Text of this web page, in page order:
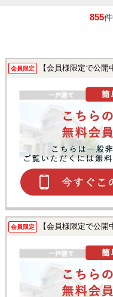
855
会員限定 【会員様限定で公開
会員限定 【会員様限定で公開